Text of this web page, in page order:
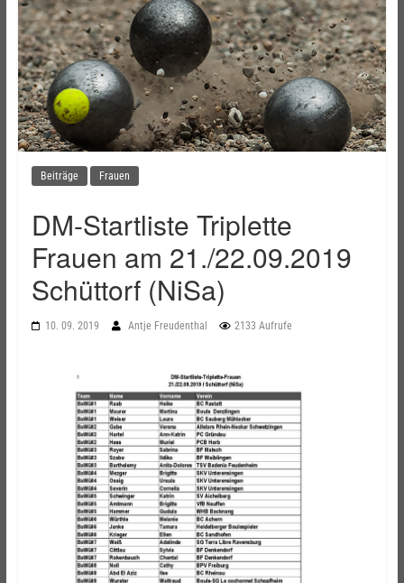
Beiträge Frauen
DM-Startliste Triplette
Frauen am 21./22.09.2019
Schüttorf (NiSa)
10. 09. 2019 Antje Freudenthal 2133 Aufrufe